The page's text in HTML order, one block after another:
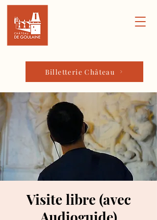
Billetterie Château
Visite libre (avec